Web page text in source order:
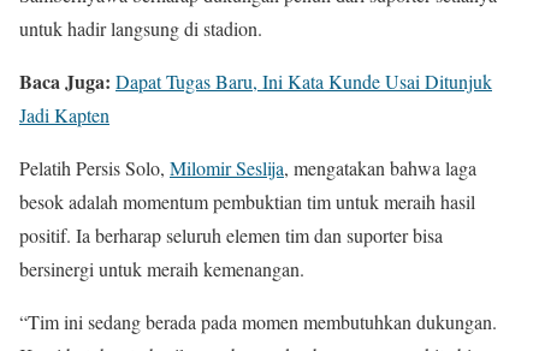
untuk hadir langsung di stadion.
Baca Juga: Dapat Tugas Baru, Ini Kata Kunde Usai Ditunjuk
Jadi Kapten
Pelatih Persis Solo, Milomir Seslija, mengatakan bahwa laga
besok adalah momentum pembuktian tim untuk meraih hasil
positif. Ia berharap seluruh elemen tim dan suporter bisa
bersinergi untuk meraih kemenangan.
“Tim ini sedang berada pada momen membutuhkan dukungan.